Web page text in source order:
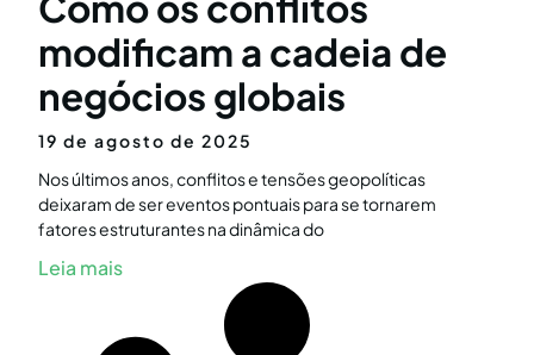
modificam a cadeia de
negócios globais
19 de agosto de 2025
Nos últimos anos, conflitos e tensões geopolíticas
deixaram de ser eventos pontuais para se tornarem
fatores estruturantes na dinâmica do
Leia mais